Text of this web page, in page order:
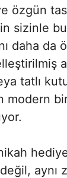
özgün
sizinle bu
daha da
tatlı
modern
aynı